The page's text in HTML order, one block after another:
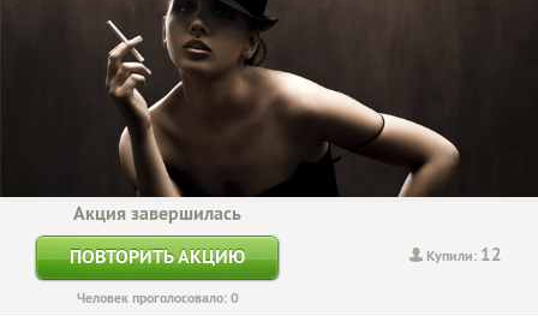
Купили: 12
Акция завершилась
ПОВТОРИТЬ АКЦИЮ
Человек проголосовало: 0